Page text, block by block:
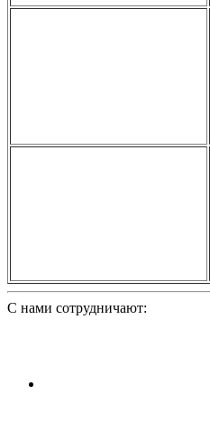
С нами сотрудничают: